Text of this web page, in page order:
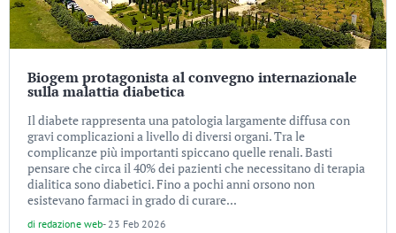
Biogem protagonista al convegno internazionale
sulla malattia diabetica
Il diabete rappresenta una patologia largamente diffusa con
gravi complicazioni a livello di diversi organi. Tra le
complicanze più importanti spiccano quelle renali. Basti
pensare che circa il 40% dei pazienti che necessitano di terapia
dialitica sono diabetici. Fino a pochi anni orsono non
esistevano farmaci in grado di curare...
di redazione web- 23 Feb 2026